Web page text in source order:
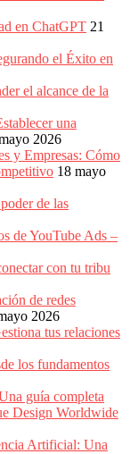
en ChatGPT 21
el Éxito en
el alcance de la
una
2026
y Empresas: Cómo
18 mayo
de las
de YouTube Ads –
con tu tribu
de redes
2026
tus relaciones
los fundamentos
guía completa
Design Worldwide
Artificial: Una